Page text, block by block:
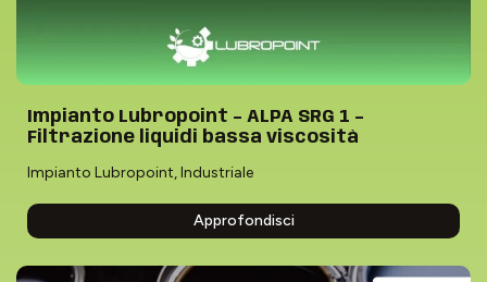
Impianto Lubropoint – ALPA SRG 1 –
Filtrazione liquidi bassa viscosità
Impianto Lubropoint,Industriale
Approfondisci